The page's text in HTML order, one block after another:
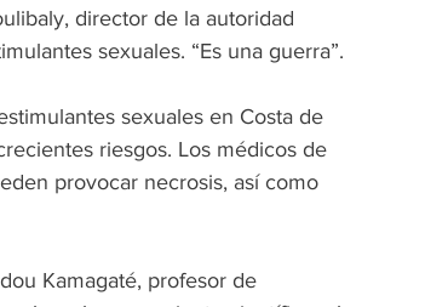
director de la autoridad
sexuales. “Es una guerra”.
sexuales en Costa de
riesgos. Los médicos de
provocar necrosis, así como
Kamagaté, profesor de